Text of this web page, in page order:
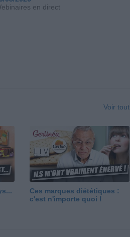
en direct
Voir tout
Ces marques diététiques :
c'est n'importe quoi !